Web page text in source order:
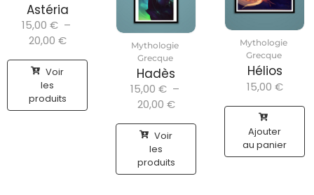
Astéria
15,00 € –
20,00 €
Voir
les
produits
Mythologie
Grecque
Hadès
15,00 € –
20,00 €
Voir
les
produits
Mythologie
Grecque
Hélios
15,00 €
Ajouter
au panier